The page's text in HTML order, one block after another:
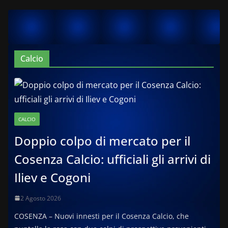
Calcio
CALCIO
Doppio colpo di mercato per il
Cosenza Calcio: ufficiali gli arrivi di
Iliev e Cogoni
2 Agosto 2026
COSENZA – Nuovi innesti per il Cosenza Calcio, che